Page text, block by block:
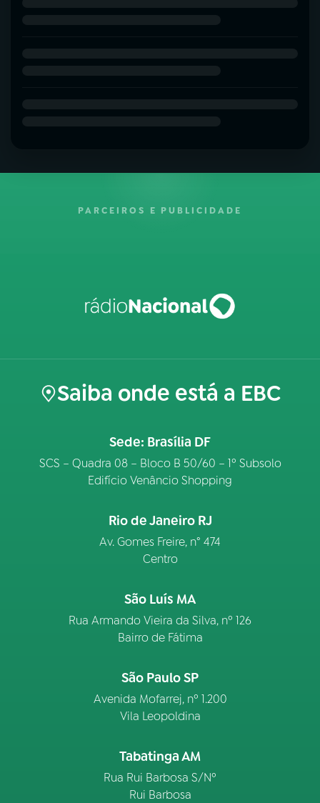
PARCEIROS E PUBLICIDADE
Saiba onde está a EBC
Sede: Brasília DF
SCS – Quadra 08 – Bloco B 50/60 – 1º Subsolo
Edifício Venâncio Shopping
Rio de Janeiro RJ
Av. Gomes Freire, n° 474
Centro
São Luís MA
Rua Armando Vieira da Silva, nº 126
Bairro de Fátima
São Paulo SP
Avenida Mofarrej, nº 1.200
Vila Leopoldina
Tabatinga AM
Rua Rui Barbosa S/Nº
Rui Barbosa